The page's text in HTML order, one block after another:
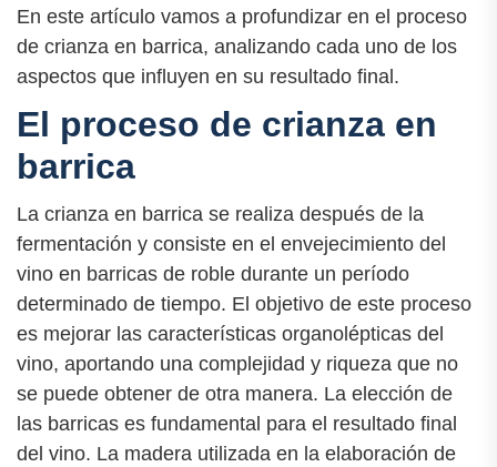
En este artículo vamos a profundizar en el proceso
de crianza en barrica, analizando cada uno de los
aspectos que influyen en su resultado final.
El proceso de crianza en
barrica
La crianza en barrica se realiza después de la
fermentación y consiste en el envejecimiento del
vino en barricas de roble durante un período
determinado de tiempo. El objetivo de este proceso
es mejorar las características organolépticas del
vino, aportando una complejidad y riqueza que no
se puede obtener de otra manera. La elección de
las barricas es fundamental para el resultado final
del vino. La madera utilizada en la elaboración de